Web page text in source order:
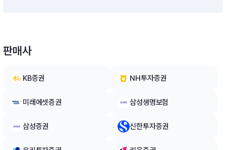
관리？ 편입자산의 대부분을 3 개월 전후에 맞추어 운용하여 금
Bottom-up 전략을 병행하여 투자대상 채권 및 기업어음 선정※
실제 편입자산 및 비중은 설정규모와 자산조달 여건 등에 의해 변
자신탁의 투자전략]1) 모투자신탁에의 투자이 투자신탁은 국내
제 4 호에서 규정하는 주된 투자대상으로 하여 분산투자를 통한
판매사
KB증권 NH투자증권
미래에셋증권 삼성생명보험
삼성증권 신한투자증권